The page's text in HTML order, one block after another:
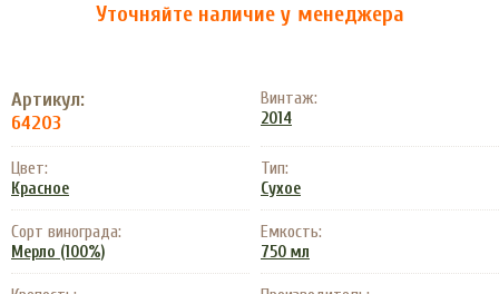
Уточняйте наличие у менеджера
Артикул:
64203
Винтаж:
2014
Цвет:
Красное
Тип:
Сухое
Сорт винограда:
Мерло (100%)
Емкость:
750 мл